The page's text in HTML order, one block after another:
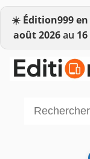
☀️ Édition999
août 2026au